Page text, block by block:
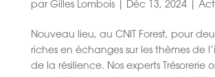
par Gilles Lombois| Déc 13, 2024|
Nouveau lieu, au CNIT Forest, pour
riches en échanges sur les thèmes de
de la résilience. Nos experts Trésorerie